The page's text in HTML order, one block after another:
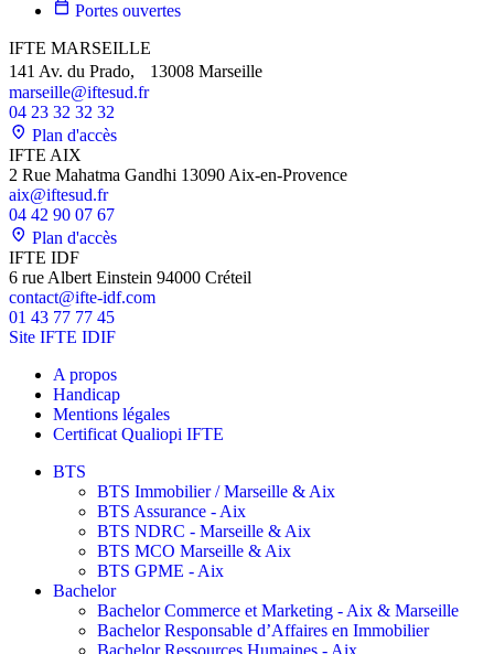
Portes ouvertes
IFTE MARSEILLE
141 Av. du Prado, 13008 Marseille
marseille@iftesud.fr
04 23 32 32 32
Plan d'accès
IFTE AIX
2 Rue Mahatma Gandhi 13090 Aix-en-Provence
aix@iftesud.fr
04 42 90 07 67
Plan d'accès
IFTE IDF
6 rue Albert Einstein 94000 Créteil
contact@ifte-idf.com
01 43 77 77 45
Site IFTE IDIF
A propos
Handicap
Mentions légales
Certificat Qualiopi IFTE
BTS
BTS Immobilier / Marseille & Aix
BTS Assurance - Aix
BTS NDRC - Marseille & Aix
BTS MCO Marseille & Aix
BTS GPME - Aix
Bachelor
Bachelor Commerce et Marketing - Aix & Marseille
Bachelor Responsable d’Affaires en Immobilier